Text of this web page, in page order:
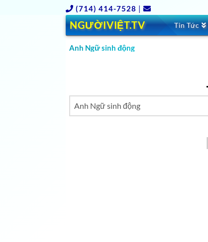
(714) 414-7528 |
NGƯỜIVIỆT.TV Tin Tức
Anh Ngữ sinh động